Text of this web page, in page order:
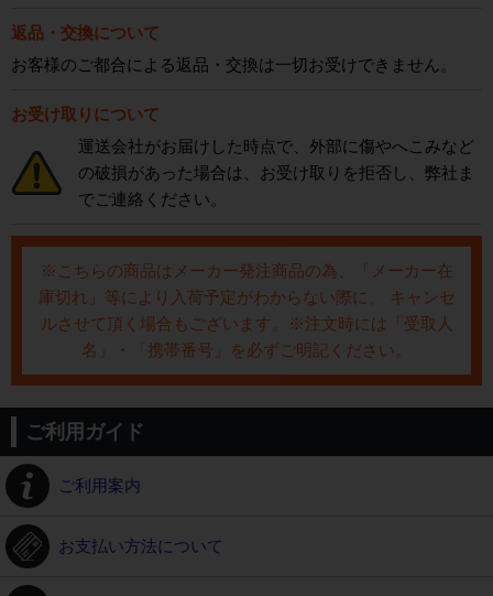
返品・交換について
お客様のご都合による返品・交換は一切お受けできません。
お受け取りについて
運送会社がお届けした時点で、外部に傷やへこみなど
の破損があった場合は、お受け取りを拒否し、弊社ま
でご連絡ください。
※こちらの商品はメーカー発注商品の為、「メーカー在
庫切れ」等により入荷予定がわからない際に、 キャンセ
ルさせて頂く場合もございます。※注文時には「受取人
名」・「携帯番号」を必ずご明記ください。
ご利用ガイド
ご利用案内
お支払い方法について